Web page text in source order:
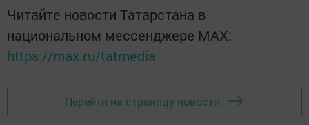
Читайте новости Татарстана в
национальном мессенджере MАХ:
https://max.ru/tatmedia
Перейти на страницу новости